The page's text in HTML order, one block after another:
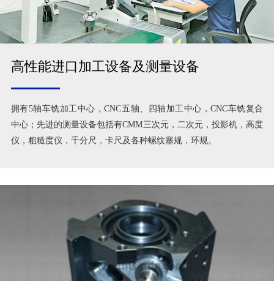
高性能进口加工设备及测量设备
拥有5轴车铣加工中心，CNC五轴、四轴加工中心，CNC车铣复合
中心；先进的测量设备包括有CMM三次元，二次元，投影机，高度
仪，粗糙度仪，千分尺，卡尺及各种螺纹塞规，环规。